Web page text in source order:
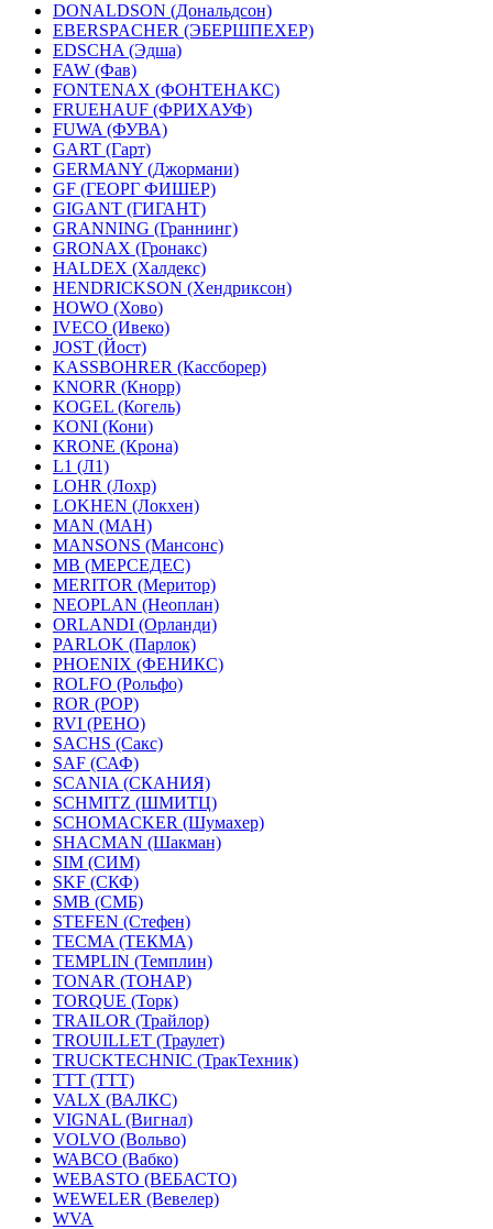
DONALDSON (Дональдсон)
EBERSPACHER (ЭБЕРШПЕХЕР)
EDSCHA (Эдша)
FAW (Фав)
FONTENAX (ФОНТЕНАКС)
FRUEHAUF (ФРИХАУФ)
FUWA (ФУВА)
GART (Гарт)
GERMANY (Джормани)
GF (ГЕОРГ ФИШЕР)
GIGANT (ГИГАНТ)
GRANNING (Граннинг)
GRONAX (Гронакс)
HALDEX (Халдекс)
HENDRICKSON (Хендриксон)
HOWO (Хово)
IVECO (Ивеко)
JOST (Йост)
KASSBOHRER (Касcборер)
KNORR (Кнорр)
KOGEL (Когель)
KONI (Кони)
KRONE (Крона)
L1 (Л1)
LOHR (Лохр)
LOKHEN (Локхен)
MAN (МАН)
MANSONS (Мансонс)
MB (МЕРСЕДЕС)
MERITOR (Меритор)
NEOPLAN (Неоплан)
ORLANDI (Орланди)
PARLOK (Парлок)
PHOENIX (ФЕНИКС)
ROLFO (Рольфо)
ROR (РОР)
RVI (РЕНО)
SACHS (Сакс)
SAF (САФ)
SCANIA (СКАНИЯ)
SCHMITZ (ШМИТЦ)
SCHOMACKER (Шумахер)
SHACMAN (Шакман)
SIM (СИМ)
SKF (СКФ)
SMB (СМБ)
STEFEN (Стефен)
TECMA (ТЕКМА)
TEMPLIN (Темплин)
TONAR (ТОНАР)
TORQUE (Торк)
TRAILOR (Трайлор)
TROUILLET (Траулет)
TRUCKTECHNIC (ТракТехник)
TTT (ТТТ)
VALX (ВАЛКС)
VIGNAL (Вигнал)
VOLVO (Вольво)
WABCO (Вабко)
WEBASTO (ВЕБАСТО)
WEWELER (Вевелер)
WVA